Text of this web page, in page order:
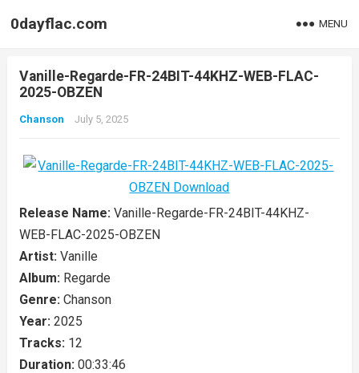
0dayflac.com MENU
Vanille-Regarde-FR-24BIT-44KHZ-WEB-FLAC-
2025-OBZEN
Chanson July 5, 2025
Release Name: Vanille-Regarde-FR-24BIT-44KHZ-
WEB-FLAC-2025-OBZEN
Artist: Vanille
Album: Regarde
Genre: Chanson
Year: 2025
Tracks: 12
Duration: 00:33:46